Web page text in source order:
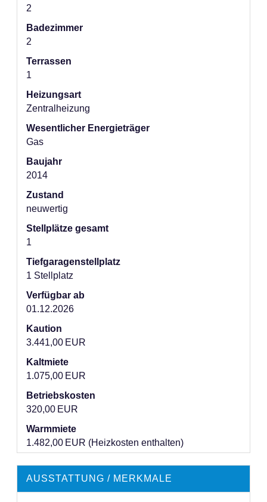
2
Badezimmer
2
Terrassen
1
Heizungsart
Zentralheizung
Wesentlicher Energieträger
Gas
Baujahr
2014
Zustand
neuwertig
Stellplätze gesamt
1
Tief­garagen­stell­platz
1 Stellplatz
Verfügbar ab
01.12.2026
Kaution
3.441,00 EUR
Kaltmiete
1.075,00 EUR
Betriebskosten
320,00 EUR
Warmmiete
1.482,00 EUR (Heizkosten enthalten)
AUSSTATTUNG / MERKMALE